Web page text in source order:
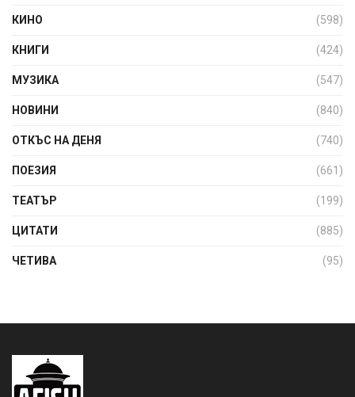
КИНО (598)
КНИГИ (424)
МУЗИКА (547)
НОВИНИ (840)
ОТКЪС НА ДЕНЯ (740)
ПОЕЗИЯ (661)
ТЕАТЪР (199)
ЦИТАТИ (885)
ЧЕТИВА (95)